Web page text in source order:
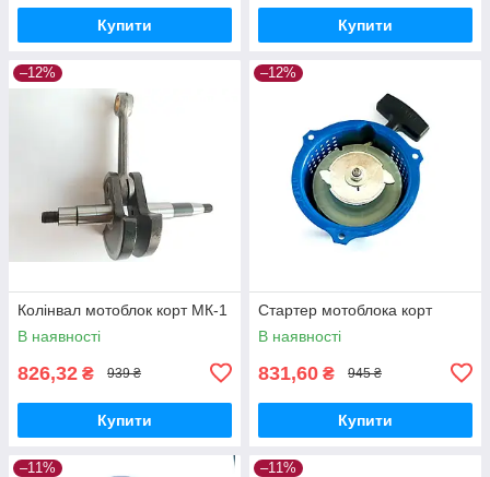
Купити Купити
–12%
Колінвал мотоблок корт МК-1
В наявності
826,32 ₴ 939 ₴
Купити
–12%
Стартер мотоблока корт
В наявності
831,60 ₴ 945 ₴
Купити
–11% –11%